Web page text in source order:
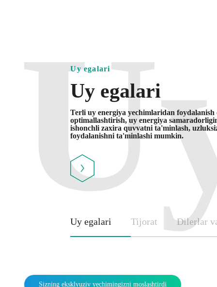
Uy egalari
Uy egalari
Terli uy energiya yechimlaridan
optimallashtirish, uy energiya
ishonchli zaxira quvvatni ta'minlash,
foydalanishni ta'minlashi mumkin.
Uy egalari Tijorat Dilerlar
Sizning eksklyuziv yechimingizni moslashtirdi